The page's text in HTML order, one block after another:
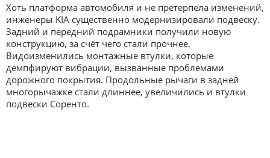
Хоть платформа автомобиля и не претерпела изменений,
инженеры KIA существенно модернизировали подвеску.
Задний и передний подрамники получили новую
конструкцию, за счёт чего стали прочнее.
Видоизменились монтажные втулки, которые
демпфируют вибрации, вызванные проблемами
дорожного покрытия. Продольные рычаги в задней
многорычажке стали длиннее, увеличились и втулки
подвески Соренто.